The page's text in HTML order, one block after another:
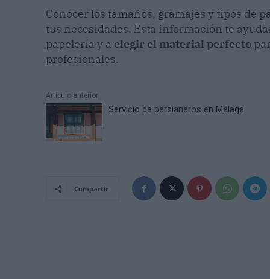
Conocer los tamaños, gramajes y tipos de
tus necesidades. Esta información te
papelería y a elegir el material perfecto
profesionales.
Artículo anterior
Servicio de persianeros en Málaga
Compartir